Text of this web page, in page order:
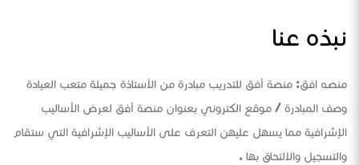
نبذه عنا
منصه افق: منصة أفق للتدريب مبادرة من الأستاذة جميلة متعب العيادة
وصف المبادرة / موقع الكتروني بعنوان منصة أفق لعرض الأساليب
الإشرافية مما يسهل عليهن التعرف على الأساليب الإشرافية التي ستقام
والتسجيل والالتحاق بها .